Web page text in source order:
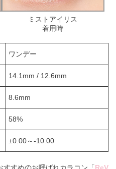
ミストアイリス
着用時
ワンデー
14.1mm / 12.6mm
8.6mm
58%
±0.00～-10.00
すめのお呼ばれカラコン「ReV